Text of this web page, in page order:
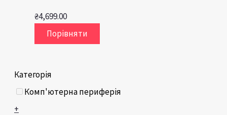
Категорія
Комп'ютерна периферія
+
₴4,699.00
Порівняти